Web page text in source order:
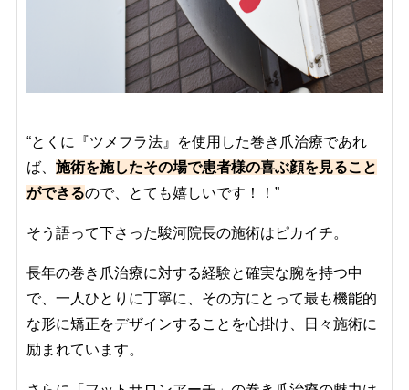
“とくに『ツメフラ法』を使用した巻き爪治療であれ
ば、 施術を施したその場で患者様の喜ぶ顔を見ること
ができるので、とても嬉しいです！！”
そう語って下さった駿河院長の施術はピカイチ。
長年の巻き爪治療に対する経験と確実な腕を持つ中
で、一人ひとりに丁寧に、その方にとって最も機能的
な形に矯正をデザインすることを心掛け、日々施術に
励まれています。